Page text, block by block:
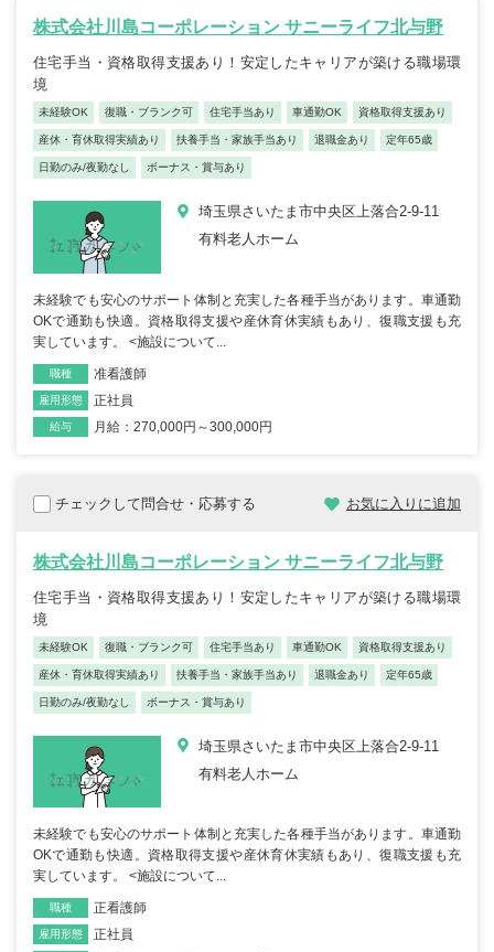
株式会社川島コーポレーション サニーライフ北与野
住宅手当・資格取得支援あり！安定したキャリアが築ける職場環
境
未経験OK 復職・ブランク可 住宅手当あり 車通勤OK 資格取得支援あり
産休・育休取得実績あり 扶養手当・家族手当あり 退職金あり 定年65歳
日勤のみ/夜勤なし ボーナス・賞与あり
埼玉県さいたま市中央区上落合2-9-11
有料老人ホーム
未経験でも安心のサポート体制と充実した各種手当があります。車通勤
OKで通勤も快適。資格取得支援や産休育休実績もあり、復職支援も充
実しています。 <施設について...
職種 准看護師
雇用形態 正社員
給与 月給：270,000円～300,000円
チェックして問合せ・応募する お気に入りに追加
株式会社川島コーポレーション サニーライフ北与野
住宅手当・資格取得支援あり！安定したキャリアが築ける職場環
境
未経験OK 復職・ブランク可 住宅手当あり 車通勤OK 資格取得支援あり
産休・育休取得実績あり 扶養手当・家族手当あり 退職金あり 定年65歳
日勤のみ/夜勤なし ボーナス・賞与あり
埼玉県さいたま市中央区上落合2-9-11
有料老人ホーム
未経験でも安心のサポート体制と充実した各種手当があります。車通勤
OKで通勤も快適。資格取得支援や産休育休実績もあり、復職支援も充
実しています。 <施設について...
職種 正看護師
雇用形態 正社員